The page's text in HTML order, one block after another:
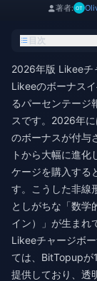
著者:
目次
2026年版 Likeeチ
Likeeのボーナス
るパーセンテージ
スです。2026年
のボーナスが付与
トから大幅に進
ケージを購入する
す。こうした非線
としがちな「数学
イン）」が生まれ
Likeeチャージボ
ては、BitTopupが
提供しており、透